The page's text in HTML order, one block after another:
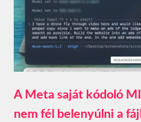
A Meta saját kódoló
nem fél belenyúlni a